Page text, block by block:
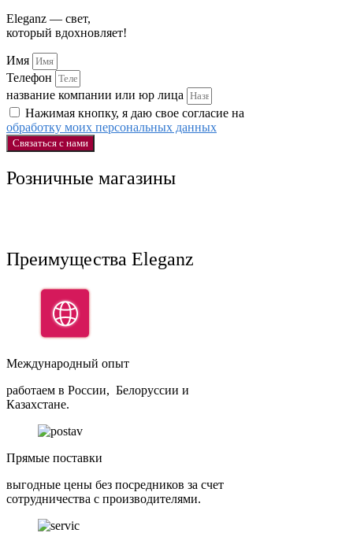
Eleganz — свет,
который вдохновляет!
Имя
Телефон
название компании или юр лица
Нажимая кнопку, я даю свое согласие на
обработку моих персональных данных
Связаться с нами
Розничные магазины
Преимущества Eleganz
Международный опыт
работаем в России, Белоруссии и
Казахстане.
Прямые поставки
выгодные цены без посредников за счет
сотрудничества с производителями.